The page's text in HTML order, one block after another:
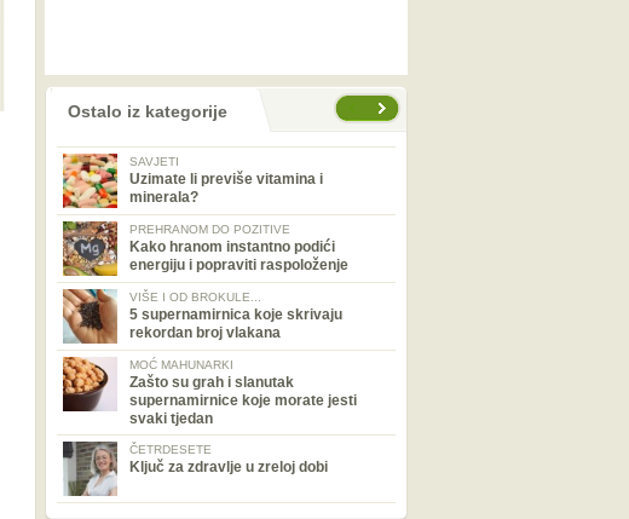
Ostalo iz kategorije
SAVJETI
Uzimate li previše vitamina i
minerala?
PREHRANOM DO POZITIVE
Kako hranom instantno podići
energiju i popraviti raspoloženje
VIŠE I OD BROKULE...
5 supernamirnica koje skrivaju
rekordan broj vlakana
MOĆ MAHUNARKI
Zašto su grah i slanutak
supernamirnice koje morate jesti
svaki tjedan
ČETRDESETE
Ključ za zdravlje u zreloj dobi